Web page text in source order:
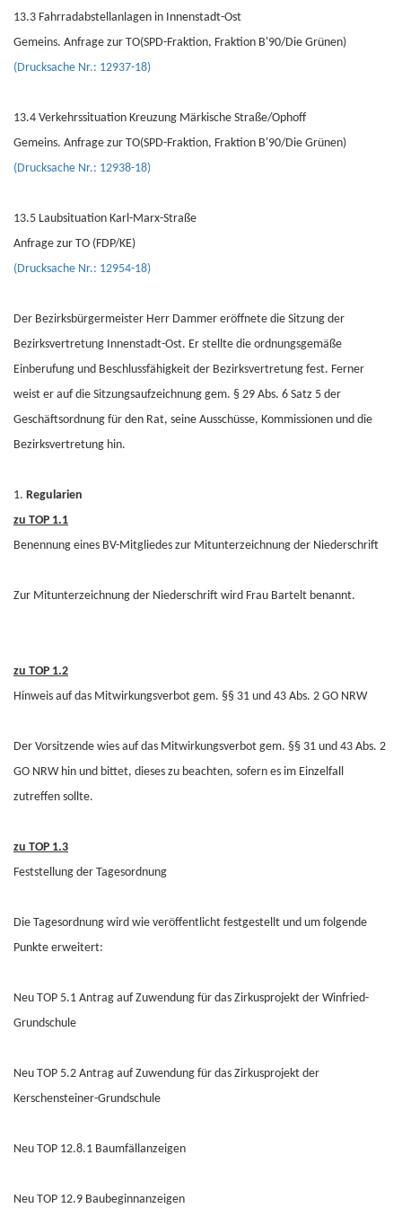
13.3 Fahrradabstellanlagen in Innenstadt-Ost
Gemeins. Anfrage zur TO(SPD-Fraktion, Fraktion B'90/Die Grünen)
(Drucksache Nr.: 12937-18)
13.4 Verkehrssituation Kreuzung Märkische Straße/Ophoff
Gemeins. Anfrage zur TO(SPD-Fraktion, Fraktion B'90/Die Grünen)
(Drucksache Nr.: 12938-18)
13.5 Laubsituation Karl-Marx-Straße
Anfrage zur TO (FDP/KE)
(Drucksache Nr.: 12954-18)
Der Bezirksbürgermeister Herr Dammer eröffnete die Sitzung der
Bezirksvertretung Innenstadt-Ost. Er stellte die ordnungsgemäße
Einberufung und Beschlussfähigkeit der Bezirksvertretung fest. Ferner
weist er auf die Sitzungsaufzeichnung gem. § 29 Abs. 6 Satz 5 der
Geschäftsordnung für den Rat, seine Ausschüsse, Kommissionen und die
Bezirksvertretung hin.
1. Regularien
zu TOP 1.1
Benennung eines BV-Mitgliedes zur Mitunterzeichnung der Niederschrift
Zur Mitunterzeichnung der Niederschrift wird Frau Bartelt benannt.
zu TOP 1.2
Hinweis auf das Mitwirkungsverbot gem. §§ 31 und 43 Abs. 2 GO NRW
Der Vorsitzende wies auf das Mitwirkungsverbot gem. §§ 31 und 43 Abs. 2
GO NRW hin und bittet, dieses zu beachten, sofern es im Einzelfall
zutreffen sollte.
zu TOP 1.3
Feststellung der Tagesordnung
Die Tagesordnung wird wie veröffentlicht festgestellt und um folgende
Punkte erweitert:
Neu TOP 5.1 Antrag auf Zuwendung für das Zirkusprojekt der Winfried-
Grundschule
Neu TOP 5.2 Antrag auf Zuwendung für das Zirkusprojekt der
Kerschensteiner-Grundschule
Neu TOP 12.8.1 Baumfällanzeigen
Neu TOP 12.9 Baubeginnanzeigen